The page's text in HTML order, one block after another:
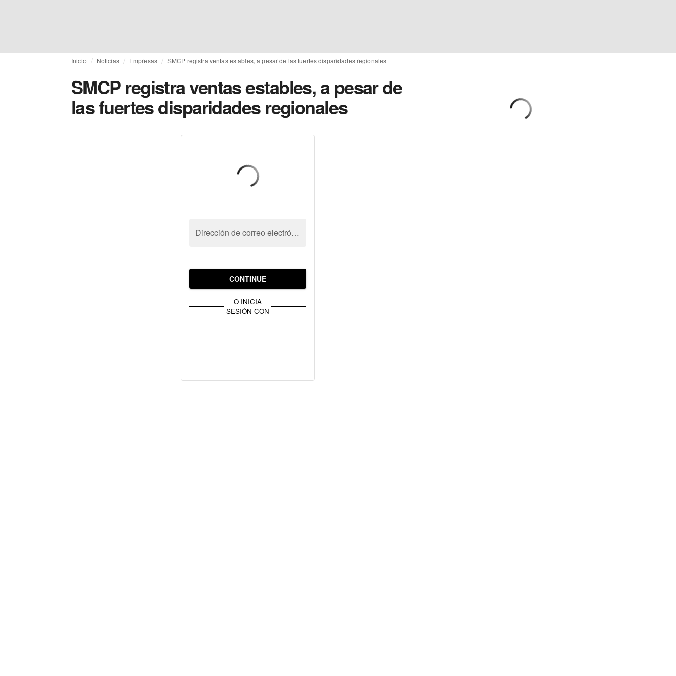
Inicio Noticias Empresas SMCP registra ventas estables, a pesar de las fuertes disparidades regionales
SMCP registra ventas estables, a pesar de
las fuertes disparidades regionales
Dirección de correo electrónico
CONTINUE
O INICIA
SESIÓN CON